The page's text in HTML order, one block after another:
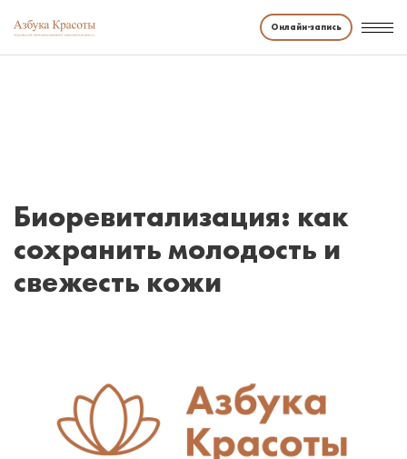
Онлайн-запись
Биоревитализация: как
сохранить молодость и
свежесть кожи